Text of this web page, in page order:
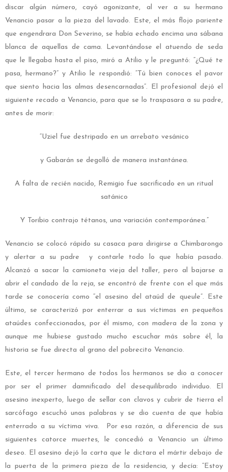
discar algún número, cayó agonizante, al ver a su hermano
Venancio pasar a la pieza del lavado. Este, el más flojo pariente
que engendrara Don Severino, se había echado encima una sábana
blanca de aquellas de cama. Levantándose el atuendo de seda
que le llegaba hasta el piso, miró a Atilio y le preguntó: “¿Qué te
pasa, hermano?” y Atilio le respondió: “Tú bien conoces el pavor
que siento hacia las almas desencarnadas”. El profesional dejó el
siguiente recado a Venancio, para que se lo traspasara a su padre,
antes de morir:
“Uziel fue destripado en un arrebato vesánico
y Gabarán se degolló de manera instantánea.
A falta de recién nacido, Remigio fue sacrificado en un ritual
satánico
Y Toribio contrajo tétanos, una variación contemporánea.”
Venancio se colocó rápido su casaca para dirigirse a Chimbarongo
y alertar a su padre y contarle todo lo que había pasado.
Alcanzó a sacar la camioneta vieja del taller, pero al bajarse a
abrir el candado de la reja, se encontró de frente con el que más
tarde se conocería como “el asesino del ataúd de queule”. Este
último, se caracterizó por enterrar a sus víctimas en pequeños
ataúdes confeccionados, por él mismo, con madera de la zona y
aunque me hubiese gustado mucho escuchar más sobre él, la
historia se fue directa al grano del pobrecito Venancio.
Este, el tercer hermano de todos los hermanos se dio a conocer
por ser el primer damnificado del desequilibrado individuo. El
asesino inexperto, luego de sellar con clavos y cubrir de tierra el
sarcófago escuchó unas palabras y se dio cuenta de que había
enterrado a su víctima viva. Por esa razón, a diferencia de sus
siguientes catorce muertes, le concedió a Venancio un último
deseo. El asesino dejó la carta que le dictara el mártir debajo de
la puerta de la primera pieza de la residencia, y decía: “Estoy